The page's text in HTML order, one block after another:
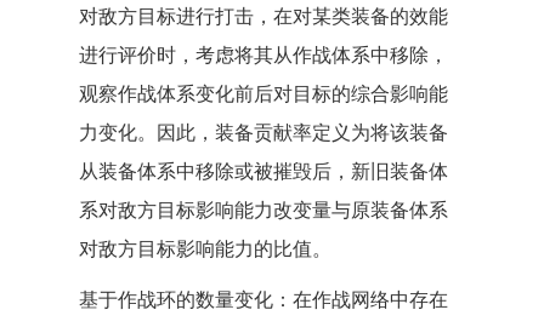
对敌方目标进行打击，在对某类装备的效能
进行评价时，考虑将其从作战体系中移除，
观察作战体系变化前后对目标的综合影响能
力变化。因此，装备贡献率定义为将该装备
从装备体系中移除或被摧毁后，新旧装备体
系对敌方目标影响能力改变量与原装备体系
对敌方目标影响能力的比值。
基于作战环的数量变化：在作战网络中存在